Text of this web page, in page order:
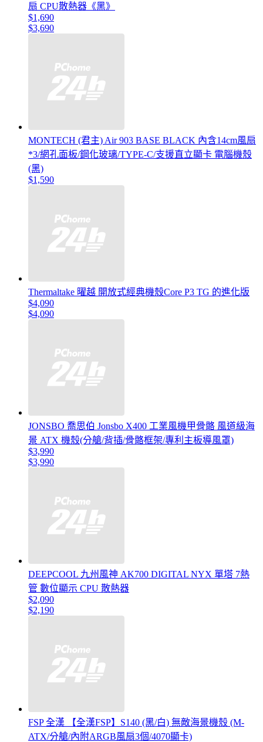
扇 CPU散熱器《黑》
$1,690
$3,690
MONTECH (君主) Air 903 BASE BLACK 內含14cm風扇
*3/網孔面板/鋼化玻璃/TYPE-C/支援直立顯卡 電腦機殼
(黑)
$1,590
Thermaltake 曜越 開放式經典機殼Core P3 TG 的進化版
$4,090
$4,090
JONSBO 喬思伯 Jonsbo X400 工業風機甲骨骼 風道級海
景 ATX 機殼(分艙/背插/骨骼框架/專利主板導風罩)
$3,990
$3,990
DEEPCOOL 九州風神 AK700 DIGITAL NYX 單塔 7熱
管 數位顯示 CPU 散熱器
$2,090
$2,190
FSP 全漢 【全漢FSP】S140 (黑/白) 無敵海景機殼 (M-
ATX/分艙/內附ARGB風扇3個/4070顯卡)